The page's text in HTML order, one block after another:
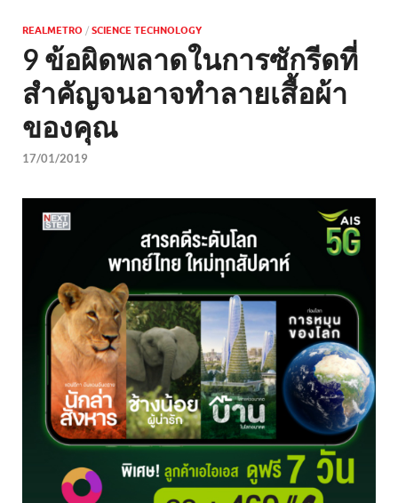
REALMETRO / SCIENCE TECHNOLOGY
9 ข้อผิดพลาดในการซักรีดที่
สำคัญจนอาจทำลายเสื้อผ้า
ของคุณ
17/01/2019